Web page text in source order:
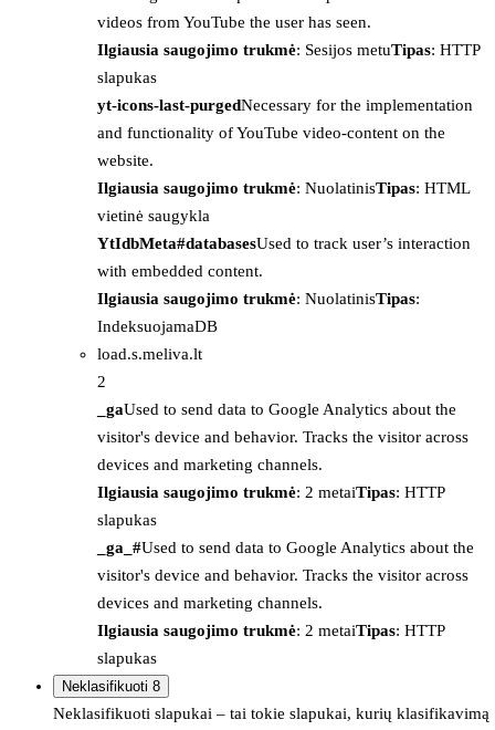
videos from YouTube the user has seen.
Ilgiausia saugojimo trukmė: Sesijos metuTipas: HTTP
slapukas
yt-icons-last-purgedNecessary for the implementation
and functionality of YouTube video-content on the
website.
Ilgiausia saugojimo trukmė: NuolatinisTipas: HTML
vietinė saugykla
YtIdbMeta#databasesUsed to track user’s interaction
with embedded content.
Ilgiausia saugojimo trukmė: NuolatinisTipas:
IndeksuojamaDB
load.s.meliva.lt
2
_gaUsed to send data to Google Analytics about the
visitor's device and behavior. Tracks the visitor across
devices and marketing channels.
Ilgiausia saugojimo trukmė: 2 metaiTipas: HTTP
slapukas
_ga_#Used to send data to Google Analytics about the
visitor's device and behavior. Tracks the visitor across
devices and marketing channels.
Ilgiausia saugojimo trukmė: 2 metaiTipas: HTTP
slapukas
Neklasifikuoti 8
Neklasifikuoti slapukai – tai tokie slapukai, kurių klasifikavimą